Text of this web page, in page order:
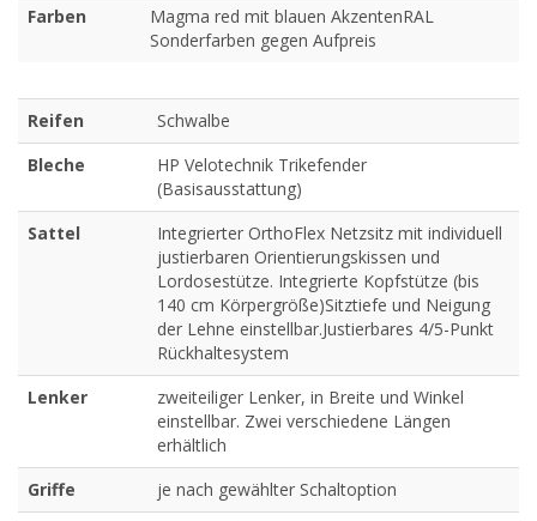
Farben
Magma red mit blauen AkzentenRAL
Sonderfarben gegen Aufpreis
Reifen
Schwalbe
Bleche
HP Velotechnik Trikefender
(Basisausstattung)
Sattel
Integrierter OrthoFlex Netzsitz mit individuell
justierbaren Orientierungskissen und
Lordosestütze. Integrierte Kopfstütze (bis
140 cm Körpergröße)Sitztiefe und Neigung
der Lehne einstellbar.Justierbares 4/5-Punkt
Rückhaltesystem
Lenker
zweiteiliger Lenker, in Breite und Winkel
einstellbar. Zwei verschiedene Längen
erhältlich
Griffe
je nach gewählter Schaltoption